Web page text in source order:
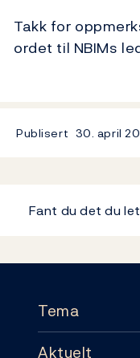
Takk for
ordet til NBIMs
Publisert 30. april
Fant du det du
Tema
Aktuelt